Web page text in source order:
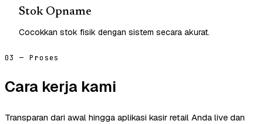
Stok Opname
Cocokkan stok fisik dengan sistem secara akurat.
03 — Proses
Cara kerja kami
Transparan dari awal hingga aplikasi kasir retail Anda live dan